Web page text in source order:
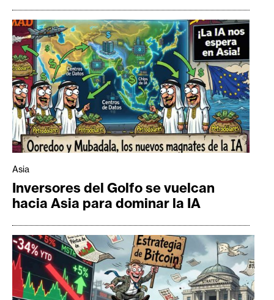
Asia
Inversores del Golfo se vuelcan
hacia Asia para dominar la IA